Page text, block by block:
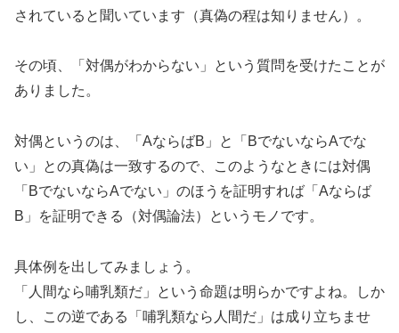
されていると聞いています（真偽の程は知りません）。
その頃、「対偶がわからない」という質問を受けたことが
ありました。
対偶というのは、「AならばB」と「BでないならAでな
い」との真偽は一致するので、このようなときには対偶
「BでないならAでない」のほうを証明すれば「Aならば
B」を証明できる（対偶論法）というモノです。
具体例を出してみましょう。
「人間なら哺乳類だ」という命題は明らかですよね。しか
し、この逆である「哺乳類なら人間だ」は成り立ちませ